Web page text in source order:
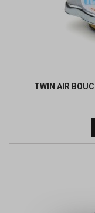
TWIN AIR